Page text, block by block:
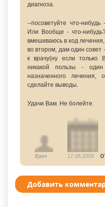
диагноза.
--посоветуйте что-
Или Вообще - что-
вмешиваюсь в ход
во втором, дам один
к врачу(ну если только
никакой пользы - один
назначенного лечения,
сделайте выводы.
Удачи Вам. Не болейте.
Врач 17.08.2009
Добавить